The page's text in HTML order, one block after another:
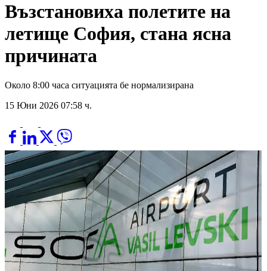
Възстановиха полетите на
летище София, стана ясна
причината
Около 8:00 часа ситуацията бе нормализирана
15 Юни 2026 07:58 ч.